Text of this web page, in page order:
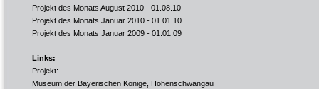
Projekt des Monats August 2010 - 01.08.10
Projekt des Monats Januar 2010 - 01.01.10
Projekt des Monats Januar 2009 - 01.01.09
Links:
Projekt:
Museum der Bayerischen Könige, Hohenschwangau